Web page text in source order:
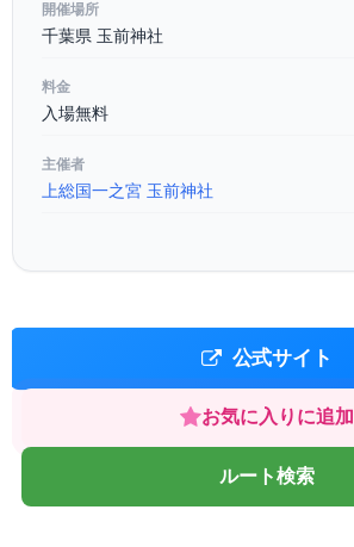
開催場所
千葉県 玉前神社
料金
入場無料
主催者
上総国一之宮 玉前神社
公式サイト
お気に入りに追加
ルート検索